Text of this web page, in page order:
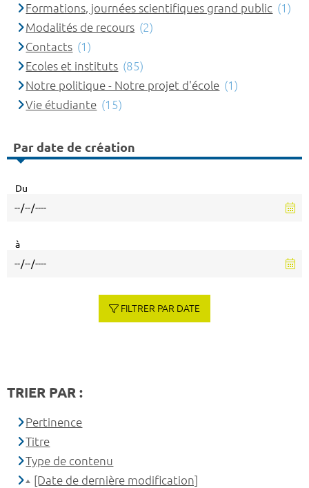
Formations, journées scientifiques grand public (1)
Modalités de recours (2)
Contacts (1)
Ecoles et instituts (85)
Notre politique - Notre projet d'école (1)
Vie étudiante (15)
Par date de création
Du
à
FILTRER PAR DATE
TRIER PAR :
Pertinence
Titre
Type de contenu
[Date de dernière modification]